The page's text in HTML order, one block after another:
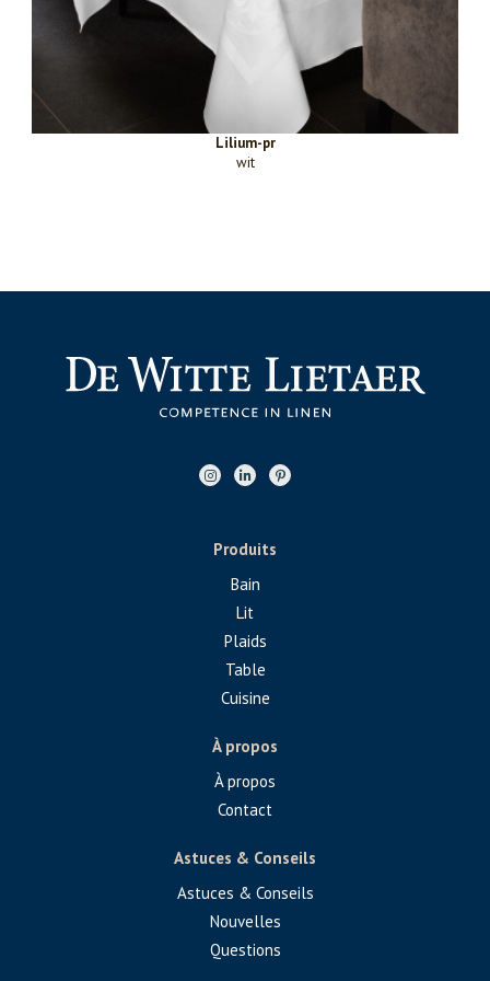
Lilium-pr
wit
Produits
Bain
Lit
Plaids
Table
Cuisine
À propos
À propos
Contact
Astuces & Conseils
Astuces & Conseils
Nouvelles
Questions